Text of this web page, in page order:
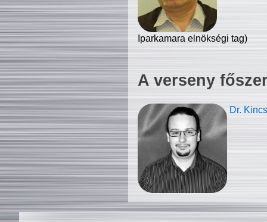
Iparkamara elnökségi tag)
A verseny
Dr.